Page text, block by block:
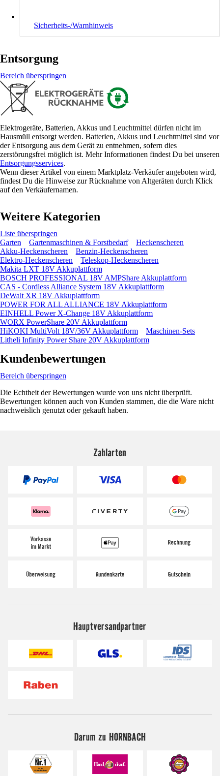
Sicherheits-/Warnhinweis
Entsorgung
Bereich überspringen
Elektrogeräte, Batterien, Akkus und Leuchtmittel dürfen nicht im
Hausmüll entsorgt werden. Batterien, Akkus und Leuchtmittel sind vor
der Entsorgung aus dem Gerät zu entnehmen, sofern dies
zerstörungsfrei möglich ist. Mehr Informationen findest Du bei unseren
Entsorgungsservices.
Wenn dieser Artikel von einem Marktplatz-Verkäufer angeboten wird,
findest Du die Hinweise zur Rücknahme von Altgeräten durch Klick
auf den Verkäufernamen.
Weitere Kategorien
Liste überspringen
Garten
Gartenmaschinen & Forstbedarf
Heckenscheren
Akku-Heckenscheren
Benzin-Heckenscheren
Elektro-Heckenscheren
Teleskop-Heckenscheren
Makita LXT 18V Akkuplattform
BOSCH PROFESSIONAL 18V AMPShare Akkuplattform
CAS - Cordless Alliance System 18V Akkuplattform
DeWalt XR 18V Akkuplattform
POWER FOR ALL ALLIANCE 18V Akkuplattform
EINHELL Power X-Change 18V Akkuplattform
WORX PowerShare 20V Akkuplattform
HiKOKI MultiVolt 18V/36V Akkuplattform
Maschinen-Sets
Litheli Infinity Power Share 20V Akkuplattform
Kundenbewertungen
Bereich überspringen
Die Echtheit der Bewertungen wurde von uns nicht überprüft.
Bewertungen können auch von Kunden stammen, die die Ware nicht
nachweislich genutzt oder gekauft haben.
Zahlarten
Hauptversandpartner
Darum zu HORNBACH